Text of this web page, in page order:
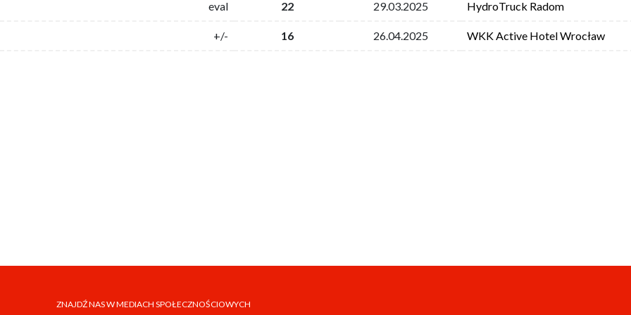
eval 22 29.03.2025 HydroTruck Radom
+/- 16 26.04.2025 WKK Active Hotel Wrocław
ZNAJDŹ NAS W MEDIACH SPOŁECZNOŚCIOWYCH